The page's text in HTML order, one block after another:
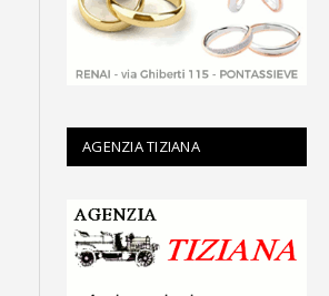
AGENZIA TIZIANA